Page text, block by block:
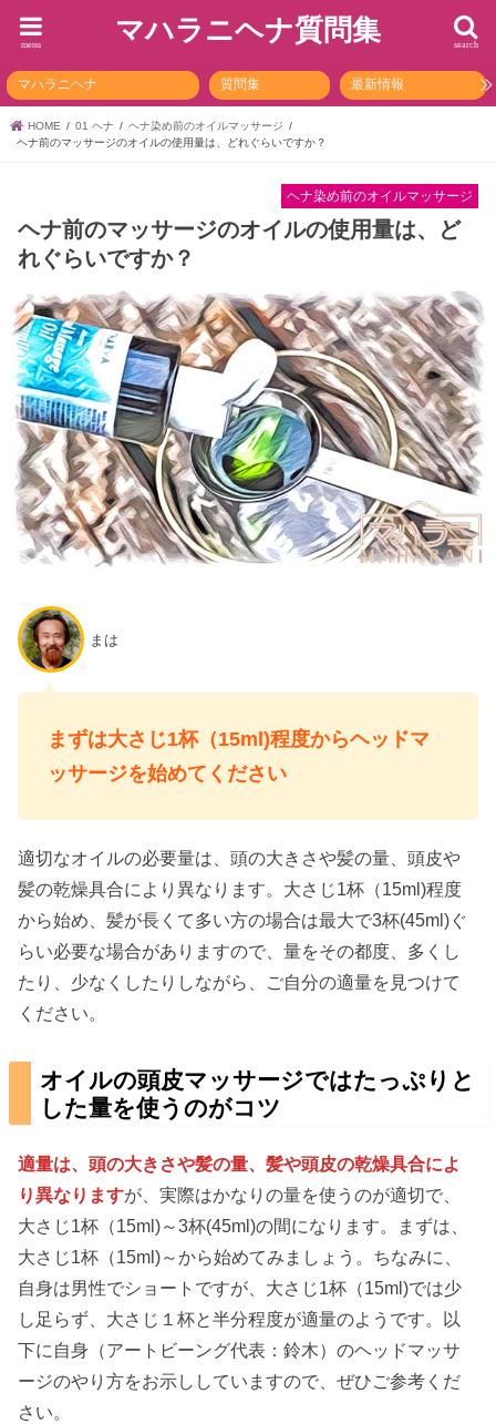
マハラニヘナ質問集 search
menu
マハラニヘナ 質問集 最新情報
HOME 01 ヘナ
ヘナ染め前のオイルマッサージ
ヘナ前のマッサージのオイルの使用量は、どれぐらいですか？
ヘナ染め前のオイルマッサージ
ヘナ前のマッサージのオイルの使用量は、ど
れぐらいですか？
まは
まずは大さじ1杯（15ml)程度からヘッドマ
ッサージを始めてください
適切なオイルの必要量は、頭の大きさや髪の量、頭皮や
髪の乾燥具合により異なります。大さじ1杯（15ml)程度
から始め、髪が長くて多い方の場合は最大で3杯(45ml)ぐ
らい必要な場合がありますので、量をその都度、多くし
たり、少なくしたりしながら、ご自分の適量を見つけて
ください。
オイルの頭皮マッサージではたっぷりと
した量を使うのがコツ
適量は、頭の大きさや髪の量、髪や頭皮の乾燥具合によ
り異なりますが、実際はかなりの量を使うのが適切で、
大さじ1杯（15ml)～3杯(45ml)の間になります。まずは、
大さじ1杯（15ml)～から始めてみましょう。ちなみに、
自身は男性でショートですが、大さじ1杯（15ml)では少
し足らず、大さじ１杯と半分程度が適量のようです。以
下に自身（アートビーング代表：鈴木）のヘッドマッサ
ージのやり方をお示ししていますので、ぜひご参考くだ
さい。